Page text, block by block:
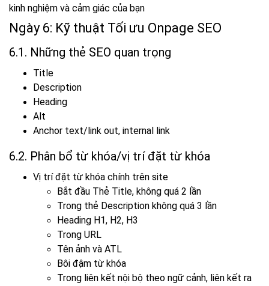
kinh nghiệm và cảm giác của bạn
Ngày 6: Kỹ thuật Tối ưu Onpage SEO
6.1. Những thẻ SEO quan trọng
Title
Description
Heading
Alt
Anchor text/link out, internal link
6.2. Phân bổ từ khóa/vị trí đặt từ khóa
Vị trí đặt từ khóa chính trên site
Bắt đầu Thẻ Title, không quá 2 lần
Trong thẻ Description không quá 3 lần
Heading H1, H2, H3
Trong URL
Tên ảnh và ATL
Bôi đậm từ khóa
Trong liên kết nội bộ theo ngữ cảnh, liên kết ra